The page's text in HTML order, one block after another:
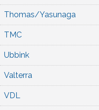
Thomas/Yasunaga
TMC
Ubbink
Valterra
VDL